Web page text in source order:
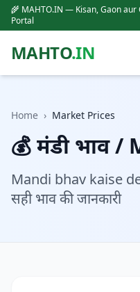
🌾 MAHTO.IN — Kisan, Gaon aur
Portal
MAHTO.IN
Home › Market Prices
💰 मंडी भाव /
Mandi bhav kaise
सही भाव की जानकारी